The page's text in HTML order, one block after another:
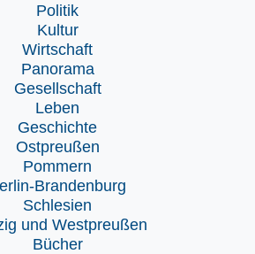
Politik
Kultur
Wirtschaft
Panorama
Gesellschaft
Leben
Geschichte
Ostpreußen
Pommern
Brandenburg
Schlesien
und Westpreußen
Bücher